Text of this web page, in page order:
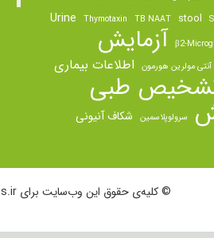
stool
TB NAAT
Thymotaxin
Urine
β2- آزمایش
آنتی مولرین هورمون اطلاعات بیماری
طبی
سرولوپلاسمین شکاف آنیونی
© کلیه‌ی حقوق این وب‌سایت برای LabTests.ir محفوظ است.